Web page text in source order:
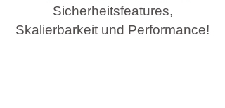
Sicherheitsfeatures,
Skalierbarkeit und Performance!